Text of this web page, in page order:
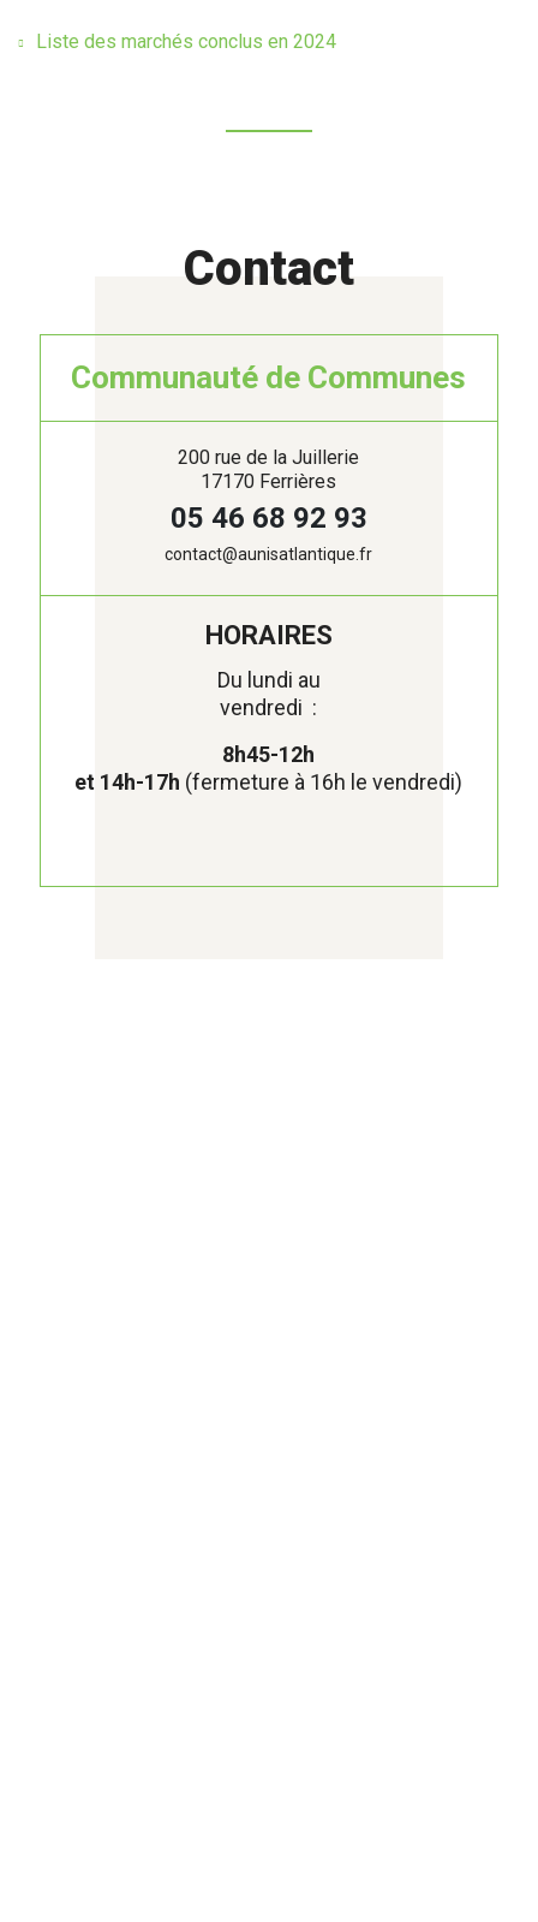
Liste des marchés conclus en 2024
Contact
Communauté de Communes
200 rue de la Juillerie
17170 Ferrières
05 46 68 92 93
contact@aunisatlantique.fr
HORAIRES
Du lundi au
vendredi :
8h45-12h
et 14h-17h (fermeture à 16h le vendredi)